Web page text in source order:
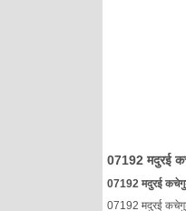
07192 मदुरई
07192 मदुरई
07192 मदुरई